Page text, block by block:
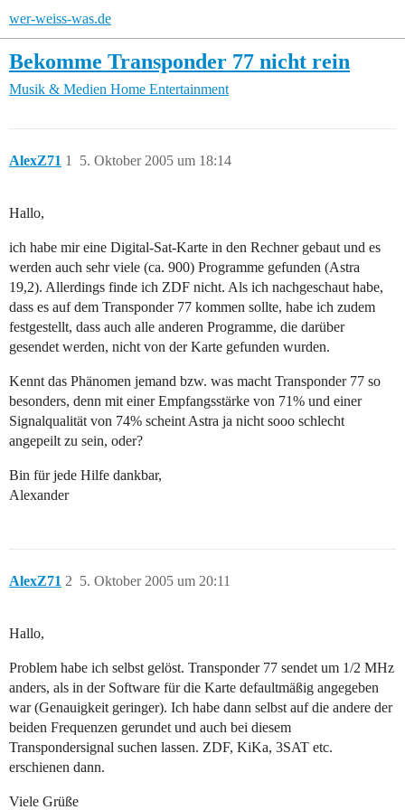
wer-weiss-was.de
Bekomme Transponder 77 nicht rein
Musik & Medien Home Entertainment
AlexZ71 5. Oktober 2005 um 18:14
1
Hallo,
ich habe mir eine Digital-Sat-Karte in den Rechner gebaut und es
werden auch sehr viele (ca. 900) Programme gefunden (Astra
19,2). Allerdings finde ich ZDF nicht. Als ich nachgeschaut habe,
dass es auf dem Transponder 77 kommen sollte, habe ich zudem
festgestellt, dass auch alle anderen Programme, die darüber
gesendet werden, nicht von der Karte gefunden wurden.
Kennt das Phänomen jemand bzw. was macht Transponder 77 so
besonders, denn mit einer Empfangsstärke von 71% und einer
Signalqualität von 74% scheint Astra ja nicht sooo schlecht
angepeilt zu sein, oder?
Bin für jede Hilfe dankbar,
Alexander
AlexZ71 5. Oktober 2005 um 20:11
2
Hallo,
Problem habe ich selbst gelöst. Transponder 77 sendet um 1/2 MHz
anders, als in der Software für die Karte defaultmäßig angegeben
war (Genauigkeit geringer). Ich habe dann selbst auf die andere der
beiden Frequenzen gerundet und auch bei diesem
Transpondersignal suchen lassen. ZDF, KiKa, 3SAT etc.
erschienen dann.
Viele Grüße